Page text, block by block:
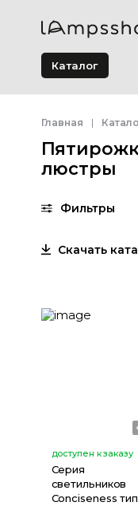
Каталог
Главная
люстры
Фильтры
Скачать
доступен к заказу
Серия
светильников
Conciseness